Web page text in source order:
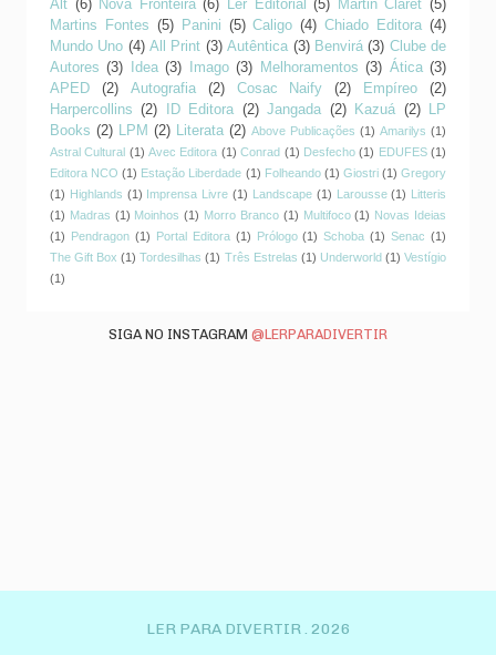
Alt (6) Nova Fronteira (6) Ler Editorial (5) Martin Claret (5)
Martins Fontes (5) Panini (5) Caligo (4) Chiado Editora (4)
Mundo Uno (4) All Print (3) Autêntica (3) Benvirá (3) Clube de
Autores (3) Idea (3) Imago (3) Melhoramentos (3) Ática (3)
APED
(2) Autografia (2) Cosac Naify (2) Empíreo
(2)
Harpercollins
(2) ID Editora (2) Jangada (2) Kazuá (2)
LP
Books (2) LPM (2) Literata (2) Above Publicações (1) Amarilys (1)
Astral Cultural (1) Avec Editora (1) Conrad (1) Desfecho (1) EDUFES (1)
Editora NCO (1) Estação Liberdade (1) Folheando (1) Giostri (1) Gregory
(1) Highlands (1) Imprensa Livre (1) Landscape (1) Larousse (1) Litteris
(1) Madras (1) Moinhos (1) Morro Branco (1) Multifoco (1) Novas Ideias
(1) Pendragon (1) Portal Editora (1) Prólogo (1) Schoba (1) Senac (1)
The Gift Box (1) Tordesilhas (1) Três Estrelas (1) Underworld (1) Vestígio
(1)
SIGA NO INSTAGRAM @LERPARADIVERTIR
LER PARA DIVERTIR . 2026